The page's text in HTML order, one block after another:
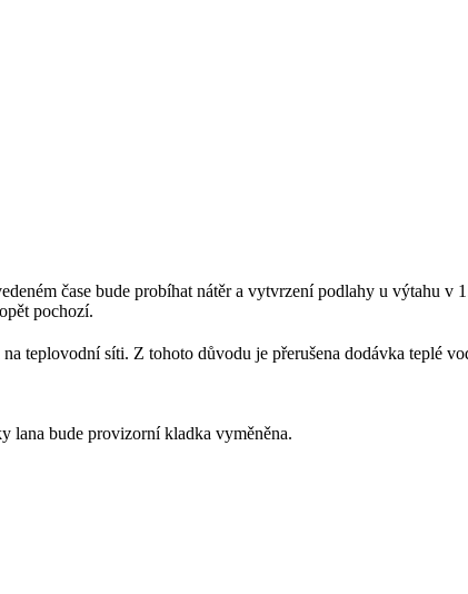
čase bude probíhat nátěr a vytvrzení podlahy u výtahu v
pochozí.
teplovodní síti. Z tohoto důvodu je přerušena dodávka teplé
lana bude provizorní kladka vyměněna.